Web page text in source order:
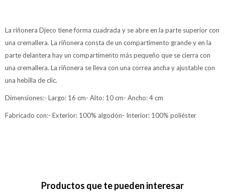
La riñonera Djeco tiene forma cuadrada y se abre en la parte superior con
una cremallera. La riñonera consta de un compartimento grande y en la
parte delantera hay un compartimento más pequeño que se cierra con
una cremallera. La riñonera se lleva con una correa ancha y ajustable con
una hebilla de clic.
Dimensiones:- Largo: 16 cm- Alto: 10 cm- Ancho: 4 cm
Fabricado con:- Exterior: 100% algodón- Interior: 100% poliéster
Productos que te pueden interesar